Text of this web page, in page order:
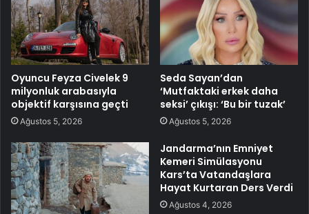
Oyuncu Feyza Civelek 9
milyonluk arabasıyla
objektif karşısına geçti
Ağustos 5, 2026
Seda Sayan’dan
‘Mutfaktaki erkek daha
seksi’ çıkışı: ‘Bu bir tuzak’
Ağustos 5, 2026
Jandarma’nın Emniyet
Kemeri Simülasyonu
Kars’ta Vatandaşlara
Hayat Kurtaran Ders Verdi
Ağustos 4, 2026